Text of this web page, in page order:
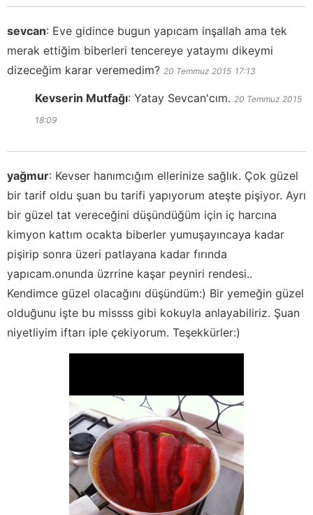
sevcan: Eve gidince bugun yapıcam inşallah ama tek
merak ettiğim biberleri tencereye yataymı dikeymi
dizeceğim karar veremedim? 20 Temmuz 2015 17:13
Kevserin Mutfağı: Yatay Sevcan'cım. 20 Temmuz 2015
18:09
yağmur: Kevser hanımcığım ellerinize sağlık. Çok güzel
bir tarif oldu şuan bu tarifi yapıyorum ateşte pişiyor. Ayrı
bir güzel tat vereceğini düşündüğüm için iç harcına
kimyon kattım ocakta biberler yumuşayıncaya kadar
pişirip sonra üzeri patlayana kadar fırında
yapıcam.onunda üzrrine kaşar peyniri rendesi..
Kendimce güzel olacağını düşündüm:) Bir yemeğin güzel
olduğunu işte bu missss gibi kokuyla anlayabiliriz. Şuan
niyetliyim iftarı iple çekiyorum. Teşekkürler:)